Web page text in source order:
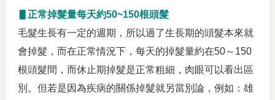
▋正常掉髮量每天約50~150根頭髮
毛髮生長有一定的週期，所以過了生長期的頭髮本來就
會掉髮，而在正常情況下，每天的掉髮量約在50～150
根頭髮間，而休止期掉髮是正常粗細，肉眼可以看出區
別。但若是因為疾病的關係掉髮就另當別論，例如：雄